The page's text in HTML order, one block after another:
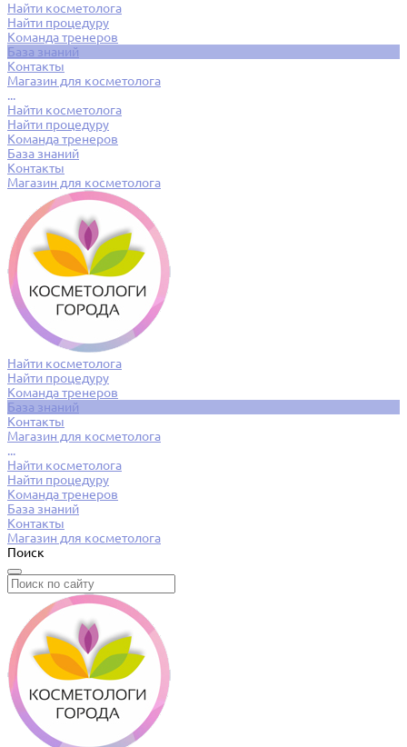
Найти косметолога
Найти процедуру
Команда тренеров
База знаний
Контакты
Магазин для косметолога
...
Найти косметолога
Найти процедуру
Команда тренеров
База знаний
Контакты
Магазин для косметолога
Найти косметолога
Найти процедуру
Команда тренеров
База знаний
Контакты
Магазин для косметолога
...
Найти косметолога
Найти процедуру
Команда тренеров
База знаний
Контакты
Магазин для косметолога
Поиск